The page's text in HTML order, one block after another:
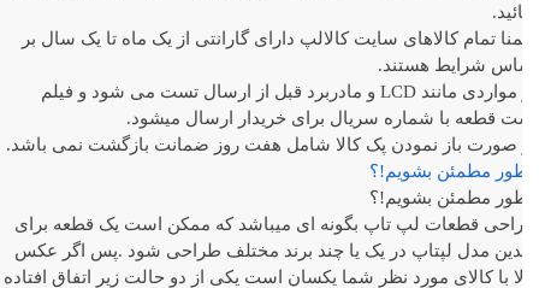
تمام کالاهای سایت کالالپ دارای گارانتی از یک ماه تا یک سال بر
شرایط هستند.
در مواردی مانند LCD و مادربرد قبل از ارسال تست می شود و فیلم
قطعه با شماره سریال برای خریدار ارسال میشود.
صورت باز نمودن پک کالا شامل هفت روز ضمانت بازگشت نمی باشد.
مطمئن بشویم!؟
مطمئن بشویم!؟
قطعات لپ تاپ بگونه ای میباشد که ممکن است یک قطعه برای
مدل لپتاپ در یک یا چند برند مختلف طراحی شود .پس اگر عکس
با کالای مورد نظر شما یکسان است یکی از دو حالت زیر اتفاق افتاده